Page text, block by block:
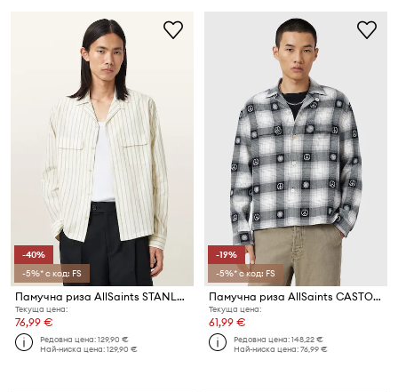
-40%
-5%* с код: FS
Памучна риза AllSaints STANLEY
Текуща цена:
76,99 €
Редовна цена:129,90 €
Най-ниска цена:129,90 €
-19%
-5%* с код: FS
Памучна риза AllSaints CASTOR
Текуща цена:
61,99 €
Редовна цена:148,22 €
Най-ниска цена:76,99 €